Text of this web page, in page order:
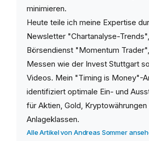
minimieren.
Heute teile ich meine Expertise
Newsletter "Chartanalyse-
Börsendienst "Momentum
Messen wie der Invest Stuttgart
Videos. Mein "Timing is Money"-
identifiziert optimale Ein- und
für Aktien, Gold,
Anlageklassen.
Alle Artikel von Andreas Sommer